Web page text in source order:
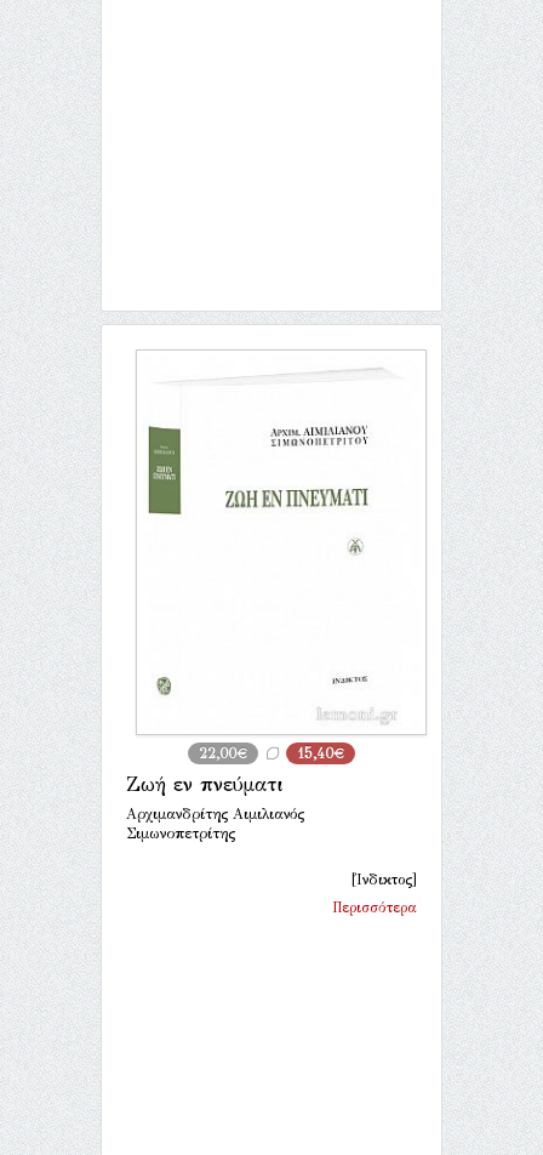
22,00€ 15,40€
Ζωή εν πνεύματι
Αρχιμανδρίτης Αιμιλιανός
Σιμωνοπετρίτης
[Ίνδικτος]
Περισσότερα